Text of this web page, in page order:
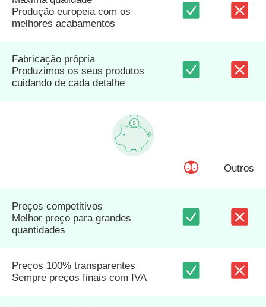
Produção europeia com os
melhores acabamentos
Fabricação própria
Produzimos os seus produtos
cuidando de cada detalhe
Outros
Preços competitivos
Melhor preço para grandes
quantidades
Preços 100% transparentes
Sempre preços finais com IVA